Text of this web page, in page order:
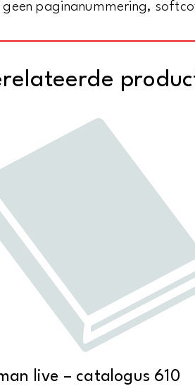
geen paginanummering,
live – catalogus 610